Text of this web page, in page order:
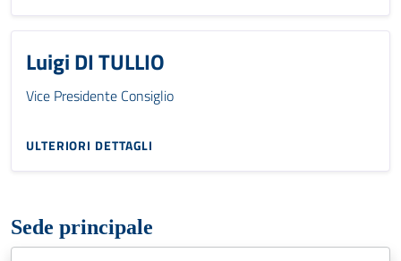
Luigi DI TULLIO
Vice Presidente Consiglio
ULTERIORI DETTAGLI
Sede principale